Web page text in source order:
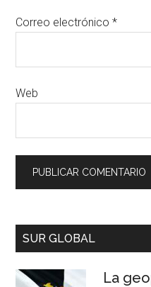
Correo electrónico*
Web
SUR GLOBAL
La